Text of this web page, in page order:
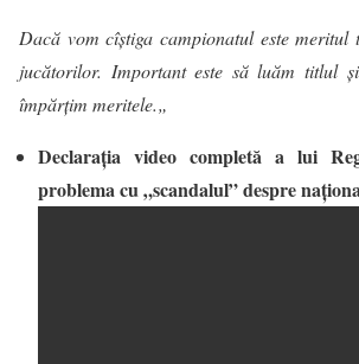
Dacă vom cîștiga campionatul este
jucătorilor. Important este să luăm titlul
împărțim meritele.„
Declarația video completă a lui
problema cu „scandalul” despre